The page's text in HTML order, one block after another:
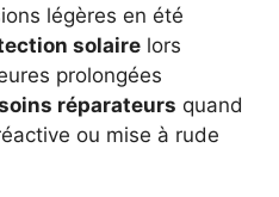
légères en été
solaire lors
prolongées
réparateurs quand
ou mise à rude